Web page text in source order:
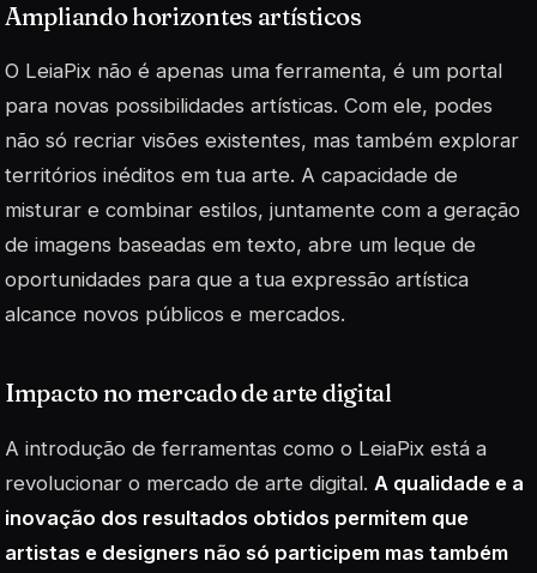
Ampliando horizontes artísticos
O LeiaPix não é apenas uma ferramenta, é um portal
para novas possibilidades artísticas. Com ele, podes
não só recriar visões existentes, mas também explorar
territórios inéditos em tua arte. A capacidade de
misturar e combinar estilos, juntamente com a geração
de imagens baseadas em texto, abre um leque de
oportunidades para que a tua expressão artística
alcance novos públicos e mercados.
Impacto no mercado de arte digital
A introdução de ferramentas como o LeiaPix está a
revolucionar o mercado de arte digital. A qualidade e a
inovação dos resultados obtidos permitem que
artistas e designers não só participem mas também